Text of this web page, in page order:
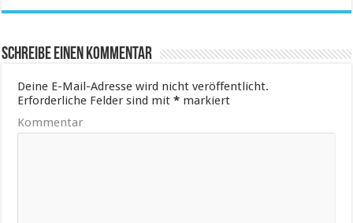
Schreibe einen Kommentar
Deine E-Mail-Adresse wird nicht veröffentlicht.
Erforderliche Felder sind mit* markiert
Kommentar